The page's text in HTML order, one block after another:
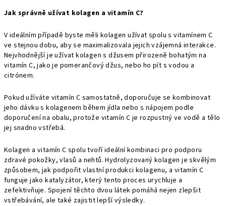
Jak správně užívat kolagen a vitamín C?
V ideálním případě byste měli kolagen užívat spolu s vitamínem C
ve stejnou dobu, aby se maximalizovala jejich vzájemná interakce.
Nejvhodnější je užívat kolagen s džusem přirozeně bohatým na
vitamín C, jako je pomerančový džus, nebo ho pít s vodou a
citrónem.
Pokud užíváte vitamín C samostatně, doporučuje se kombinovat
jeho dávku s kolagenem během jídla nebo s nápojem podle
doporučení na obalu, protože vitamín C je rozpustný ve vodě a tělo
jej snadno vstřebá.
Kolagen a vitamín C spolu tvoří ideální kombinaci pro podporu
zdravé pokožky, vlasů a nehtů. Hydrolyzovaný kolagen je skvělým
způsobem, jak podpořit vlastní produkci kolagenu, a vitamín C
funguje jako katalyzátor, který tento proces urychluje a
zefektivňuje. Spojení těchto dvou látek pomáhá nejen zlepšit
vstřebávání, ale také zajistit lepší výsledky.